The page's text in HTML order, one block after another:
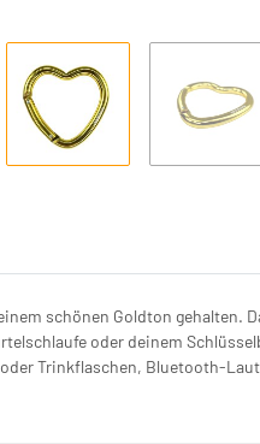
schönen Goldton gehalten.
oder deinem
Trinkflaschen, Bluetooth-